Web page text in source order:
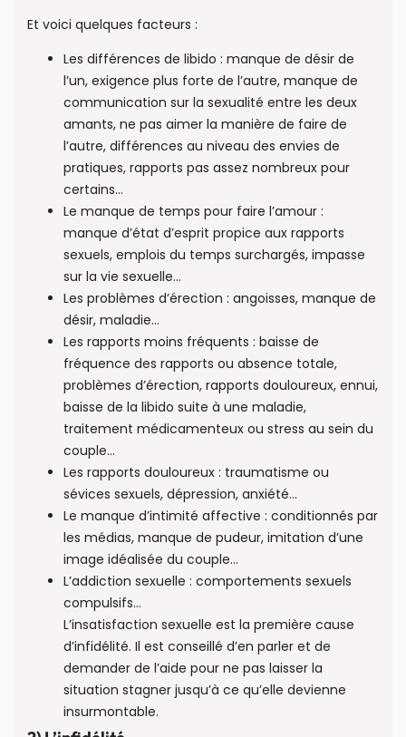
Et voici quelques facteurs :
Les différences de libido : manque de désir de
l’un, exigence plus forte de l’autre, manque de
communication sur la sexualité entre les deux
amants, ne pas aimer la manière de faire de
l’autre, différences au niveau des envies de
pratiques, rapports pas assez nombreux pour
certains…
Le manque de temps pour faire l’amour :
manque d’état d’esprit propice aux rapports
sexuels, emplois du temps surchargés, impasse
sur la vie sexuelle…
Les problèmes d’érection : angoisses, manque de
désir, maladie…
Les rapports moins fréquents : baisse de
fréquence des rapports ou absence totale,
problèmes d’érection, rapports douloureux, ennui,
baisse de la libido suite à une maladie,
traitement médicamenteux ou stress au sein du
couple…
Les rapports douloureux : traumatisme ou
sévices sexuels, dépression, anxiété…
Le manque d’intimité affective : conditionnés par
les médias, manque de pudeur, imitation d’une
image idéalisée du couple…
L’addiction sexuelle : comportements sexuels
compulsifs…
L’insatisfaction sexuelle est la première cause
d’infidélité. Il est conseillé d’en parler et de
demander de l’aide pour ne pas laisser la
situation stagner jusqu’à ce qu’elle devienne
insurmontable.